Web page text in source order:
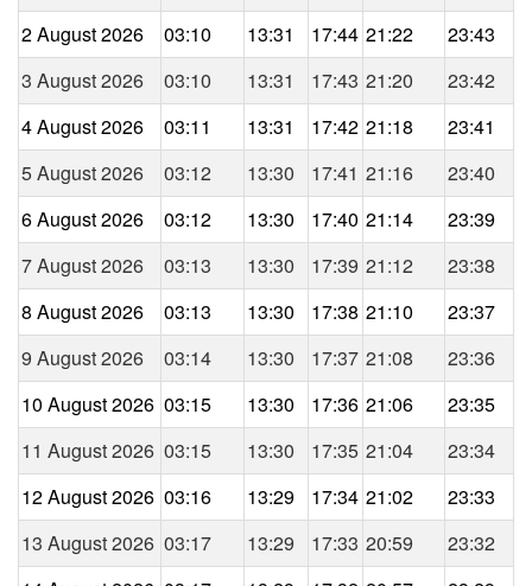
2 August 2026
03:10 13:31 17:44 21:22
23:43
3 August 2026
03:10 13:31 17:43 21:20
23:42
4 August 2026
03:11 13:31 17:42 21:18
23:41
5 August 2026
03:12 13:30 17:41 21:16
23:40
6 August 2026
03:12 13:30 17:40 21:14
23:39
7 August 2026
03:13 13:30 17:39 21:12
23:38
8 August 2026
03:13 13:30 17:38 21:10
23:37
9 August 2026
03:14 13:30 17:37 21:08
23:36
10 August 2026 03:15 13:30 17:36 21:06
23:35
11 August 2026 03:15 13:30 17:35 21:04
23:34
12 August 2026 03:16 13:29 17:34 21:02
23:33
13 August 2026 03:17 13:29 17:33 20:59
23:32